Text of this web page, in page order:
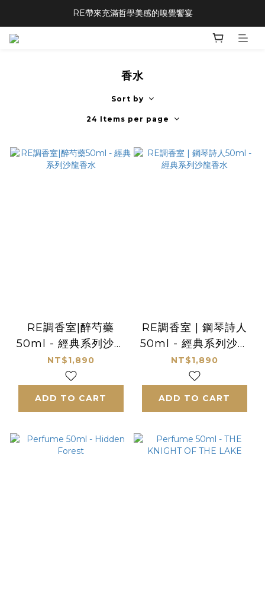
RE帶來充滿哲學美感的嗅覺饗宴
香水
Sort by
24 Items per page
RE調香室|醉芍藥
50ml - 經典系列沙龍
香水
NT$1,890
ADD TO CART
RE調香室 | 鋼琴詩人
50ml - 經典系列沙龍
香水
NT$1,890
ADD TO CART